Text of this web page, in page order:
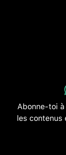
Abonne-toi
les